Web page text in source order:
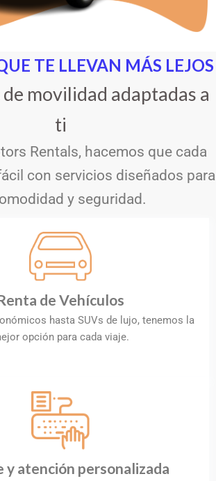
TE LLEVAN MÁS LEJOS
movilidad adaptadas a
ti
Rentals, hacemos que cada
con servicios diseñados para
y seguridad.
de Vehículos
hasta SUVs de lujo, tenemos la
opción para cada viaje.
y atención personalizada